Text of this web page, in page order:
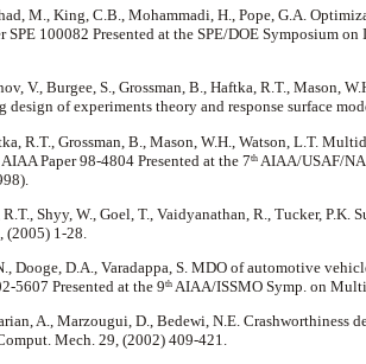
M., King, C.B., Mohammadi, H., Pope, G.A.
SPE 100082 Presented at the SPE/DOE Symposium
V., Burgee, S., Grossman, B., Haftka, R.T., Mason,
design of experiments theory and response surface
R.T., Grossman, B., Mason, W.H., Watson, L.T.
Paper 98-4804 Presented at the 7th AIAA/USAF/
Shyy, W., Goel, T., Vaidyanathan, R., Tucker, P.K.
(2005) 1-28.
Dooge, D.A., Varadappa, S. MDO of automotive
5607 Presented at the 9th AIAA/ISSMO Symp. on
A., Marzougui, D., Bedewi, N.E. Crashworthiness
Mech. 29, (2002) 409-421.